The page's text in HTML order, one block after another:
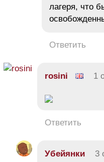
лагеря, что
Ответить
rosini 1
Ответить
Убейянки 3